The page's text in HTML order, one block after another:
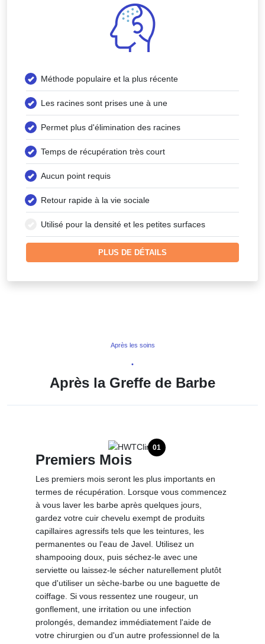
Méthode populaire et la plus récente
Les racines sont prises une à une
Permet plus d'élimination des racines
Temps de récupération très court
Aucun point requis
Retour rapide à la vie sociale
Utilisé pour la densité et les petites surfaces
PLUS DE DÉTAILS
Après les soins
•
Après la Greffe de Barbe
01
Premiers Mois
Les premiers mois seront les plus importants en
termes de récupération. Lorsque vous commencez
à vous laver les barbe après quelques jours,
gardez votre cuir chevelu exempt de produits
capillaires agressifs tels que les teintures, les
permanentes ou l'eau de Javel. Utilisez un
shampooing doux, puis séchez-le avec une
serviette ou laissez-le sécher naturellement plutôt
que d'utiliser un sèche-barbe ou une baguette de
coiffage. Si vous ressentez une rougeur, un
gonflement, une irritation ou une infection
prolongés, demandez immédiatement l'aide de
votre chirurgien ou d'un autre professionnel de la